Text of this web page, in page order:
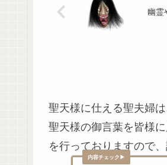
幽霊
聖天様に仕える聖夫婦
聖天様の御言葉を皆様
を行っておりますので